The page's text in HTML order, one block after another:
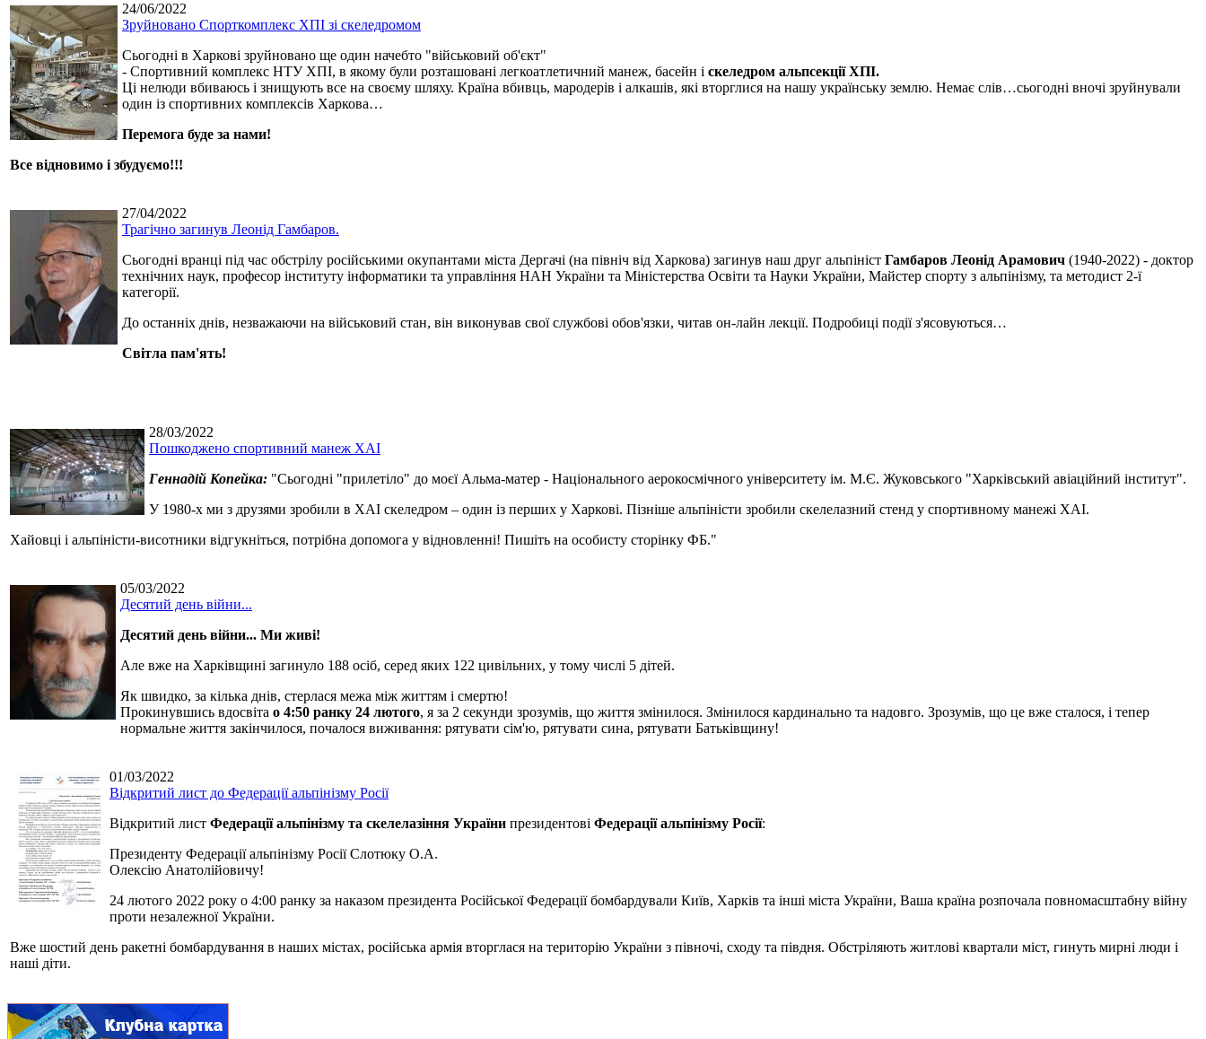
24/06/2022
Зруйновано Спорткомплекс ХПІ зі скеледромом
Сьогодні в Харкові зруйновано ще один начебто "військовий об'єкт"
- Спортивний комплекс НТУ ХПІ, в якому були розташовані легкоатлетичний манеж, басейн і скеледром альпсекції ХПІ.
Ці нелюди вбиваюсь і знищують все на своєму шляху. Країна вбивць, мародерів і алкашів, які вторглися на нашу українську землю. Немає слів…сьогодні вночі зруйнували
один із спортивних комплексів Харкова…
Перемога буде за нами!
Все відновимо і збудуємо!!!
27/04/2022
Трагічно загинув Леонід Гамбаров.
Сьогодні вранці під час обстрілу російськими окупантами міста Дергачі (на північ від Харкова) загинув наш друг альпініст Гамбаров Леонід Арамович (1940-2022) - доктор
технічних наук, професор інституту інформатики та управління НАН України та Міністерства Освіти та Науки України, Майстер спорту з альпінізму, та методист 2-ї
категорії.
До останніх днів, незважаючи на військовий стан, він виконував свої службові обов'язки, читав он-лайн лекції. Подробиці події з'ясовуються…
Світла пам'ять!
28/03/2022
Пошкоджено спортивний манеж ХАІ
Геннадій Копейка: "Сьогодні "прилетіло" до моєї Альма-матер - Національного аерокосмічного університету ім. М.Є. Жуковського "Харківський авіаційний інститут".
У 1980-х ми з друзями зробили в ХАІ скеледром – один із перших у Харкові. Пізніше альпіністи зробили скелелазний стенд у спортивному манежі ХАІ.
Хайовці і альпіністи-висотники відгукніться, потрібна допомога у відновленні! Пишіть на особисту сторінку ФБ."
05/03/2022
Десятий день війни...
Десятий день війни... Ми живі!
Але вже на Харківщині загинуло 188 осіб, серед яких 122 цивільних, у тому числі 5 дітей.
Як швидко, за кілька днів, стерлася межа між життям і смертю!
Прокинувшись вдосвіта о 4:50 ранку 24 лютого, я за 2 секунди зрозумів, що життя змінилося. Змінилося кардинально та надовго. Зрозумів, що це вже сталося, і тепер
нормальне життя закінчилося, почалося виживання: рятувати сім'ю, рятувати сина, рятувати Батьківщину!
01/03/2022
Відкритий лист до Федерації альпінізму Росії
Відкритий лист Федерації альпінізму та скелелазіння України президентові Федерації альпінізму Росії:
Президенту Федерації альпінізму Росії Слотюку О.А.
Олексію Анатолійовичу!
24 лютого 2022 року о 4:00 ранку за наказом президента Російської Федерації бомбардували Київ, Харків та інші міста України, Ваша країна розпочала повномасштабну війну
проти незалежної України.
Вже шостий день ракетні бомбардування в наших містах, російська армія вторглася на територію України з півночі, сходу та півдня. Обстріляють житлові квартали міст, гинуть мирні люди і
наші діти.